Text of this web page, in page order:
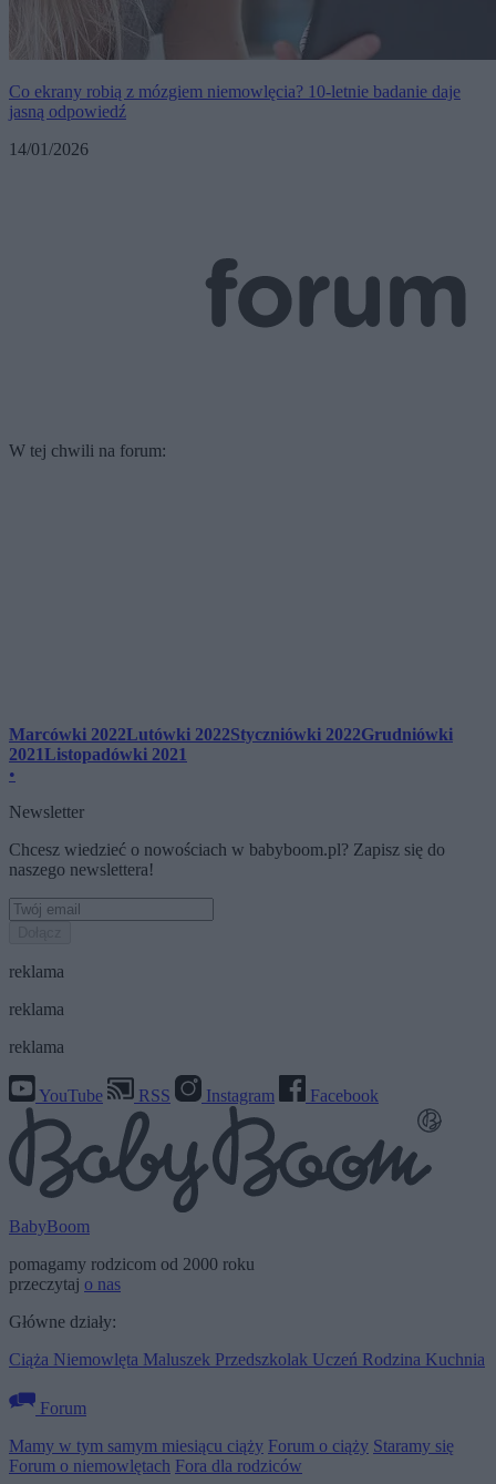
Co ekrany robią z mózgiem niemowlęcia? 10-letnie badanie daje
jasną odpowiedź
14/01/2026
W tej chwili na forum:
Marcówki 2022Lutówki 2022Styczniówki 2022Grudniówki
2021Listopadówki 2021
•
Newsletter
Chcesz wiedzieć o nowościach w babyboom.pl? Zapisz się do
naszego newslettera!
reklama
reklama
reklama
YouTube RSS Instagram Facebook
BabyBoom
pomagamy rodzicom od 2000 roku
przeczytaj o nas
Główne działy:
Ciąża Niemowlęta Maluszek Przedszkolak Uczeń Rodzina Kuchnia
Forum
Mamy w tym samym miesiącu ciąży Forum o ciąży Staramy się
Forum o niemowlętach Fora dla rodziców